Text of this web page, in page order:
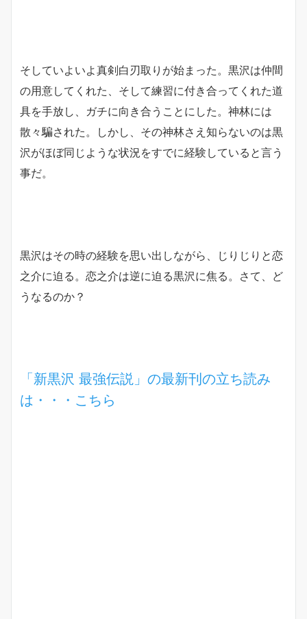
そしていよいよ真剣白刃取りが始まった。黒沢は仲間
の用意してくれた、そして練習に付き合ってくれた道
具を手放し、ガチに向き合うことにした。神林には
散々騙された。しかし、その神林さえ知らないのは黒
沢がほぼ同じような状況をすでに経験していると言う
事だ。
黒沢はその時の経験を思い出しながら、じりじりと恋
之介に迫る。恋之介は逆に迫る黒沢に焦る。さて、ど
うなるのか？
「新黒沢 最強伝説」の最新刊の立ち読み
は・・・こちら